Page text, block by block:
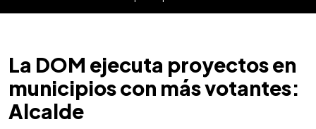
La DOM ejecuta proyectos en
municipios con más votantes:
Alcalde